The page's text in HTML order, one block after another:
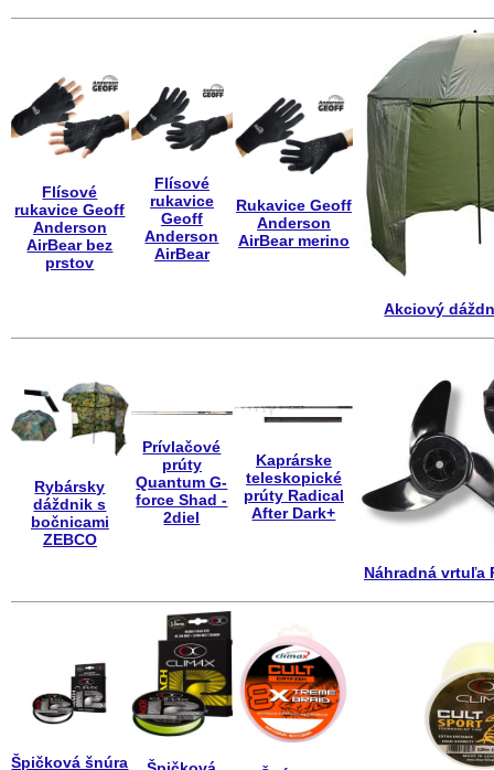
Flísové
rukavice Geoff
Anderson
AirBear bez
prstov
Flísové
rukavice
Geoff
Anderson
AirBear
Rukavice Geoff
Anderson
AirBear merino
Akciový
Rybársky
dáždnik s
bočnicami
ZEBCO
Prívlačové
prúty
Quantum G-
force Shad -
2diel
Kaprárske
teleskopické
prúty Radical
After Dark+
Náhradná vrtuľa
Špičková šnúra